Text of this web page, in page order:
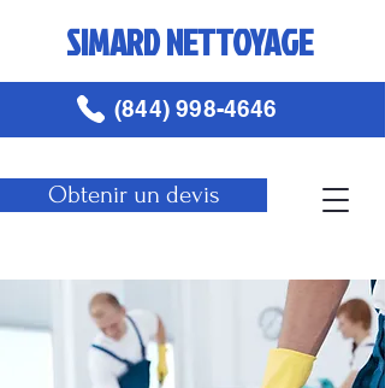
SIMARD NETTOYAGE
Obtenir un devis
(844) 998-4646